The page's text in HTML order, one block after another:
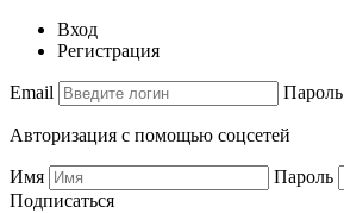
Вход
Регистрация
Email Пароль
Авторизация с помощью соцсетей
Имя Пароль
Подписаться